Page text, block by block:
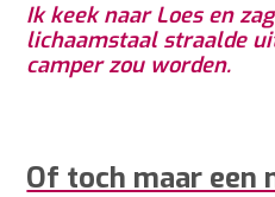
Ik keek naar Loes en
lichaamstaal straalde
camper zou worden.
Of toch maar een